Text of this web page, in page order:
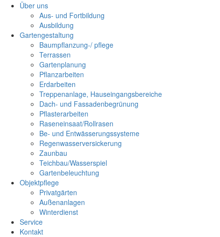
Über uns
Aus- und Fortbildung
Ausbildung
Gartengestaltung
Baumpflanzung-/ pflege
Terrassen
Gartenplanung
Pflanzarbeiten
Erdarbeiten
Treppenanlage, Hauseingangsbereiche
Dach- und Fassadenbegrünung
Pflasterarbeiten
Raseneinsaat/Rollrasen
Be- und Entwässerungssysteme
Regenwasserversickerung
Zaunbau
Teichbau/Wasserspiel
Gartenbeleuchtung
Objektpflege
Privatgärten
Außenanlagen
Winterdienst
Service
Kontakt